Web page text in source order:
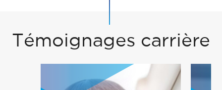
Témoignages carrière